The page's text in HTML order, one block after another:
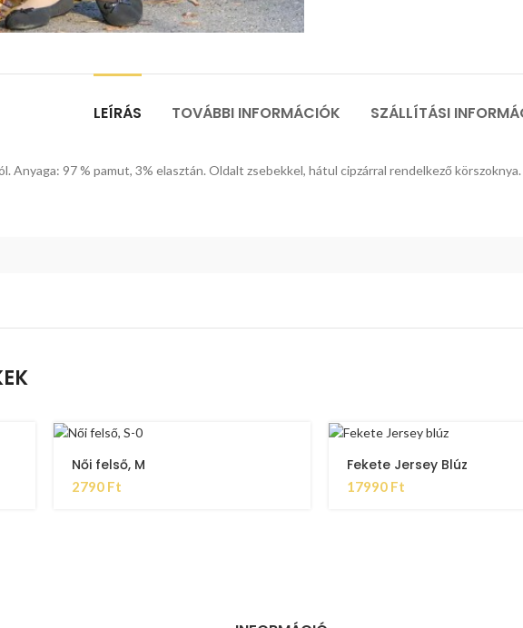
LEÍRÁS TOVÁBBI INFORMÁCIÓK SZÁLLÍTÁSI
Anyaga: 97 % pamut, 3% elasztán. Oldalt zsebekkel, hátul cipzárral rendelkező körszoknya.
Női felső, M
2790 Ft
Fekete Jersey Blúz
17990 Ft